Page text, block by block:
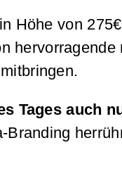
Höhe von
hervorragende
Tages auch
Branding